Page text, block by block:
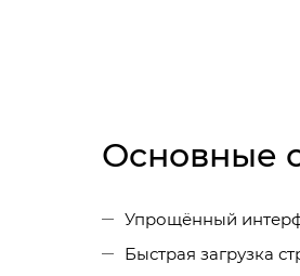
Основные
Упрощённый
Быстрая загрузка